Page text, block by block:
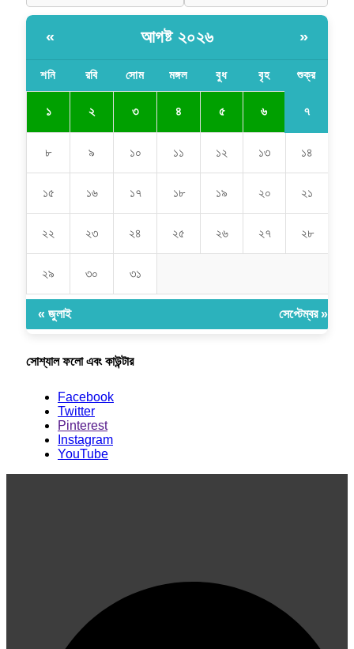
« আগষ্ট ২০২৬ »
শনি রবি সোম মঙ্গল বুধ বৃহ শুক্র
১ ২ ৩ ৪ ৫ ৬ ৭
৮ ৯ ১০ ১১ ১২ ১৩ ১৪
১৫ ১৬ ১৭ ১৮ ১৯ ২০ ২১
২২ ২৩ ২৪ ২৫ ২৬ ২৭ ২৮
২৯ ৩০ ৩১
« জুলাই সেপ্টেম্বর »
সোশ্যাল ফলো এবং কাউন্টার
Facebook
Twitter
Pinterest
Instagram
YouTube